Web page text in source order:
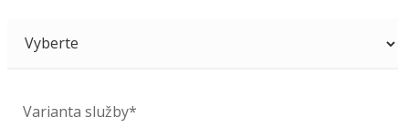
Varianta služby*